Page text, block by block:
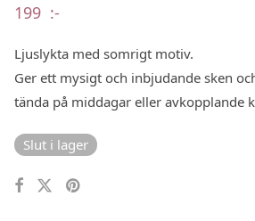
199 :-
Ljuslykta med somrigt motiv.
Ger ett mysigt och inbjudande sken
tända på middagar eller avkopplande
Slut i lager